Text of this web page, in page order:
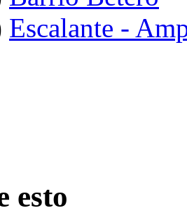
Escalante -
esto